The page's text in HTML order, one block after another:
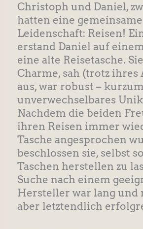
Christoph und Daniel,
hatten eine gemeinsame
Leidenschaft: Reisen!
erstand Daniel auf
eine alte Reisetasche.
Charme, sah (trotz ihres
aus, war robust –
unverwechselbares
Nachdem die beiden
ihren Reisen immer
Tasche angesprochen
beschlossen sie, selbst
Taschen herstellen zu
Suche nach einem
Hersteller war lang und
aber letztendlich